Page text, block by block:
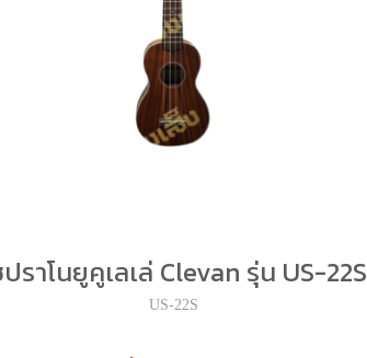
ปราโนยูคูเลเล่ Clevan รุ่น US-22S
US-22S